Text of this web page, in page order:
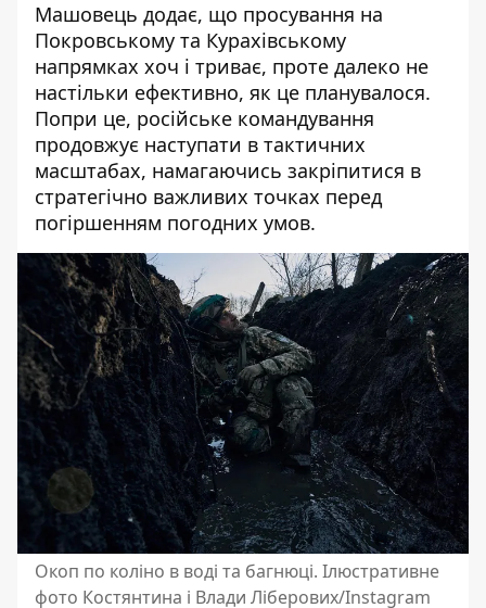
Машовець додає, що просування на
Покровському та Курахівському
напрямках хоч і триває, проте далеко не
настільки ефективно, як це планувалося.
Попри це, російське командування
продовжує наступати в тактичних
масштабах, намагаючись закріпитися в
стратегічно важливих точках перед
погіршенням погодних умов.
Окоп по коліно в воді та багнюці. Ілюстративне
фото Костянтина і Влади Ліберових/Instagram